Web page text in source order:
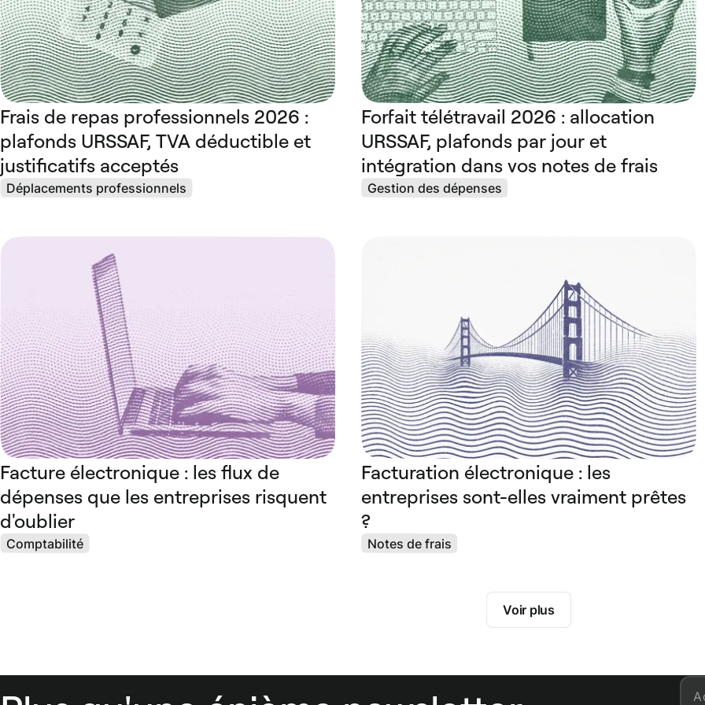
Frais de repas professionnels 2026 :
plafonds URSSAF, TVA déductible et
justificatifs acceptés
Déplacements professionnels
Forfait télétravail 2026 : allocation
URSSAF, plafonds par jour et
intégration dans vos notes de frais
Gestion des dépenses
Facture électronique : les flux de
dépenses que les entreprises risquent
d'oublier
Comptabilité
Facturation électronique : les
entreprises sont-elles vraiment prêtes
?
Notes de frais
Voir plus